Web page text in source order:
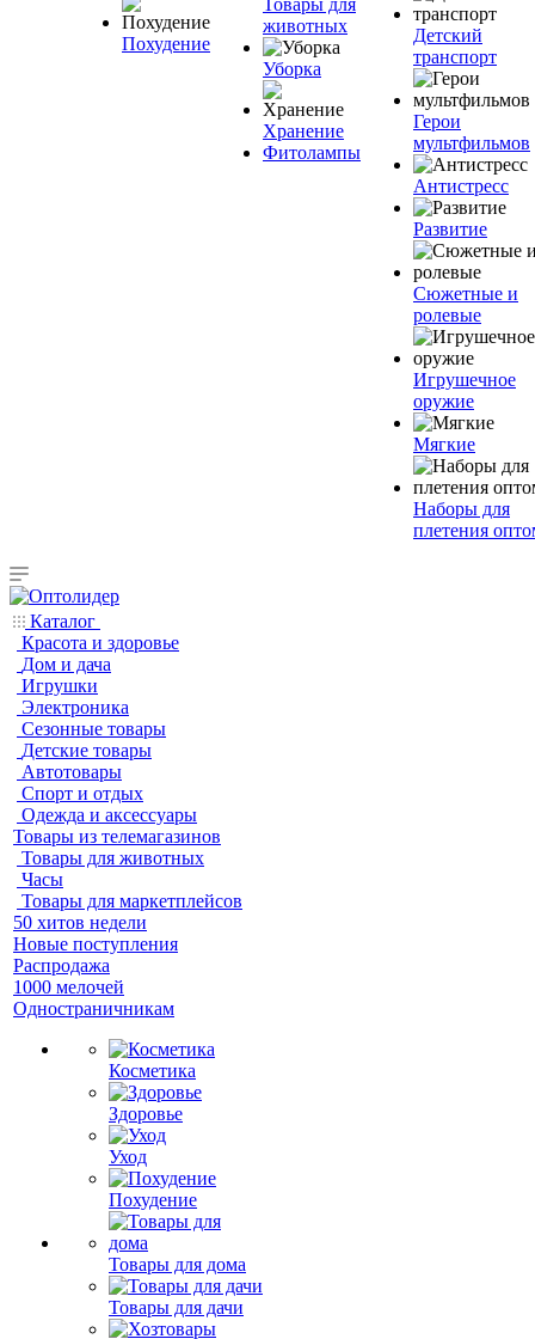
Похудение
Товары для
животных
Уборка
Хранение
Фитолампы
Детский
транспорт
Герои
мультфильмов
Антистресс
Развитие
Сюжетные и
ролевые
Игрушечное
оружие
Мягкие
Наборы для
плетения
Каталог
Красота и здоровье
Дом и дача
Игрушки
Электроника
Сезонные товары
Детские товары
Автотовары
Спорт и отдых
Одежда и аксессуары
Товары из телемагазинов
Товары для животных
Часы
Товары для маркетплейсов
50 хитов недели
Новые поступления
Распродажа
1000 мелочей
Одностраничникам
Косметика
Здоровье
Уход
Похудение
Товары для дома
Товары для дачи